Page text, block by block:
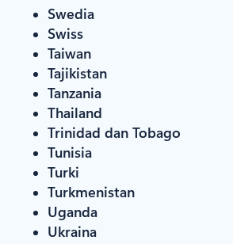
Swedia
Swiss
Taiwan
Tajikistan
Tanzania
Thailand
Trinidad dan Tobago
Tunisia
Turki
Turkmenistan
Uganda
Ukraina